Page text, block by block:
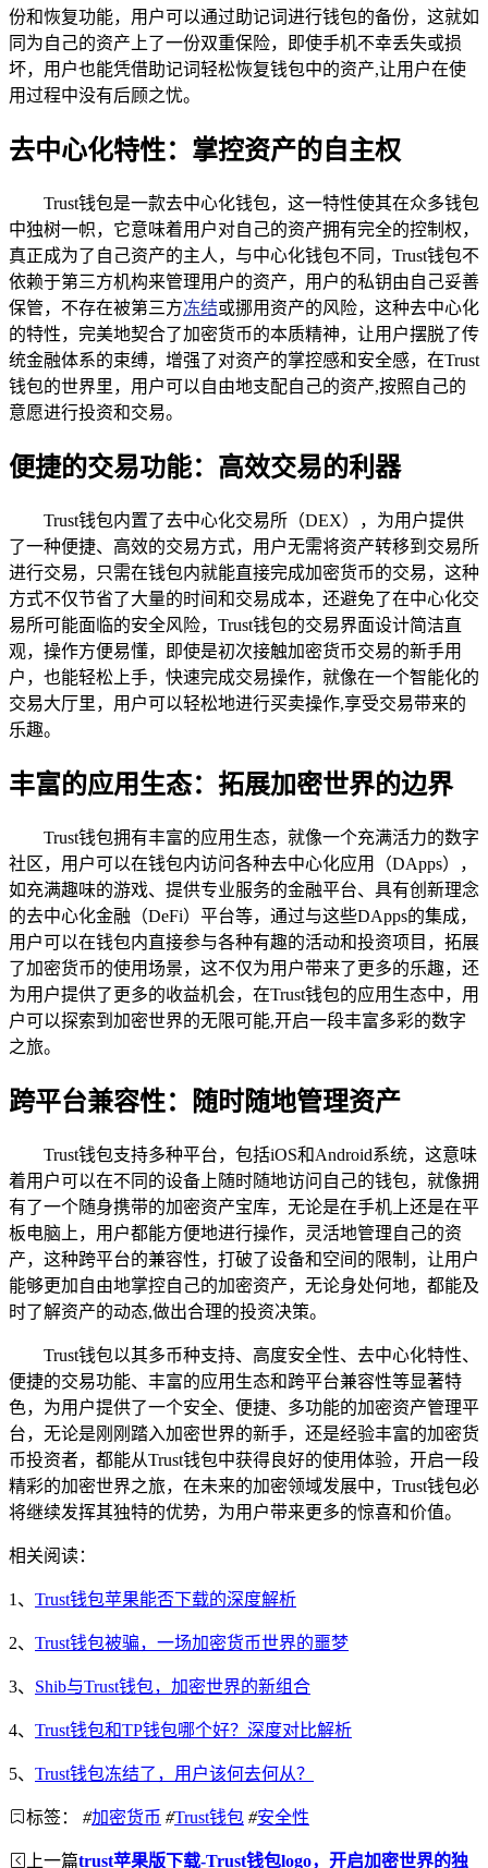
份和恢复功能，用户可以通过助记词进行钱包的备份，这就如
同为自己的资产上了一份双重保险，即使手机不幸丢失或损
坏，用户也能凭借助记词轻松恢复钱包中的资产,让用户在使
用过程中没有后顾之忧。
去中心化特性：掌控资产的自主权
Trust钱包是一款去中心化钱包，这一特性使其在众多钱包
中独树一帜，它意味着用户对自己的资产拥有完全的控制权，
真正成为了自己资产的主人，与中心化钱包不同，Trust钱包不
依赖于第三方机构来管理用户的资产，用户的私钥由自己妥善
保管，不存在被第三方冻结或挪用资产的风险，这种去中心化
的特性，完美地契合了加密货币的本质精神，让用户摆脱了传
统金融体系的束缚，增强了对资产的掌控感和安全感，在Trust
钱包的世界里，用户可以自由地支配自己的资产,按照自己的
意愿进行投资和交易。
便捷的交易功能：高效交易的利器
Trust钱包内置了去中心化交易所（DEX），为用户提供
了一种便捷、高效的交易方式，用户无需将资产转移到交易所
进行交易，只需在钱包内就能直接完成加密货币的交易，这种
方式不仅节省了大量的时间和交易成本，还避免了在中心化交
易所可能面临的安全风险，Trust钱包的交易界面设计简洁直
观，操作方便易懂，即使是初次接触加密货币交易的新手用
户，也能轻松上手，快速完成交易操作，就像在一个智能化的
交易大厅里，用户可以轻松地进行买卖操作,享受交易带来的
乐趣。
丰富的应用生态：拓展加密世界的边界
Trust钱包拥有丰富的应用生态，就像一个充满活力的数字
社区，用户可以在钱包内访问各种去中心化应用（DApps），
如充满趣味的游戏、提供专业服务的金融平台、具有创新理念
的去中心化金融（DeFi）平台等，通过与这些DApps的集成，
用户可以在钱包内直接参与各种有趣的活动和投资项目，拓展
了加密货币的使用场景，这不仅为用户带来了更多的乐趣，还
为用户提供了更多的收益机会，在Trust钱包的应用生态中，用
户可以探索到加密世界的无限可能,开启一段丰富多彩的数字
之旅。
跨平台兼容性：随时随地管理资产
Trust钱包支持多种平台，包括iOS和Android系统，这意味
着用户可以在不同的设备上随时随地访问自己的钱包，就像拥
有了一个随身携带的加密资产宝库，无论是在手机上还是在平
板电脑上，用户都能方便地进行操作，灵活地管理自己的资
产，这种跨平台的兼容性，打破了设备和空间的限制，让用户
能够更加自由地掌控自己的加密资产，无论身处何地，都能及
时了解资产的动态,做出合理的投资决策。
Trust钱包以其多币种支持、高度安全性、去中心化特性、
便捷的交易功能、丰富的应用生态和跨平台兼容性等显著特
色，为用户提供了一个安全、便捷、多功能的加密资产管理平
台，无论是刚刚踏入加密世界的新手，还是经验丰富的加密货
币投资者，都能从Trust钱包中获得良好的使用体验，开启一段
精彩的加密世界之旅，在未来的加密领域发展中，Trust钱包必
将继续发挥其独特的优势，为用户带来更多的惊喜和价值。
相关阅读：
1、 Trust钱包苹果能否下载的深度解析
2、 Trust钱包被骗，一场加密货币世界的噩梦
3、 Shib与Trust钱包，加密世界的新组合
4、 Trust钱包和TP钱包哪个好？深度对比解析
5、 Trust钱包冻结了，用户该何去何从？
标签： #加密货币 #Trust钱包 #安全性
上一篇trust苹果版下载-Trust钱包logo，开启加密世界的独